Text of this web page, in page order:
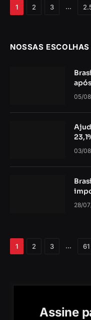
1 2 3 …
NOSSAS ESCOLHAS
05/
03/
28/
1 2 3 … 61
Assine